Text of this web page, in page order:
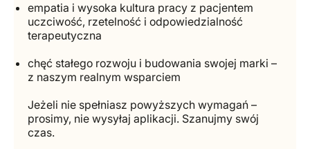
empatia i wysoka kultura pracy z pacjentem
uczciwość, rzetelność i odpowiedzialność
terapeutyczna
chęć stałego rozwoju i budowania swojej marki –
z naszym realnym wsparciem
Jeżeli nie spełniasz powyższych wymagań –
prosimy, nie wysyłaj aplikacji. Szanujmy swój
czas.